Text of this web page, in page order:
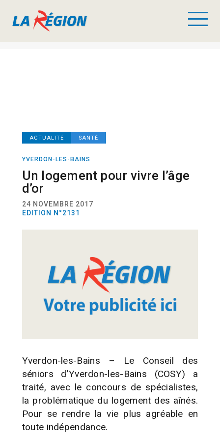
ACTUALITÉ SANTÉ
YVERDON-LES-BAINS
Un logement pour vivre l’âge
d’or
24 NOVEMBRE 2017
EDITION N°2131
Yverdon-les-Bains – Le Conseil des
séniors d’Yverdon-les-Bains (COSY) a
traité, avec le concours de spécialistes,
la problématique du logement des aînés.
Pour se rendre la vie plus agréable en
toute indépendance.